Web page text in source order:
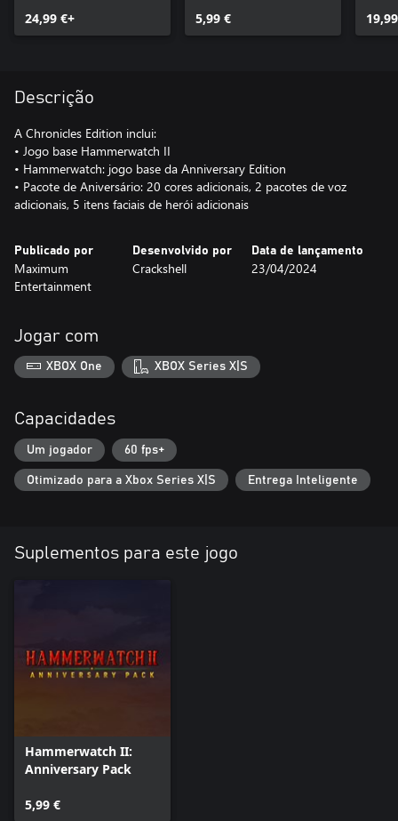
24,99 €+ 5,99 €
Descrição
A Chronicles Edition inclui:
• Jogo base Hammerwatch II
• Hammerwatch: jogo base da Anniversary Edition
• Pacote de Aniversário: 20 cores adicionais, 2 pacotes de voz
adicionais, 5 itens faciais de herói adicionais
Publicado por
Maximum
Entertainment
Desenvolvido por
Crackshell
Data de lançamento
23/04/2024
Jogar com
XBOX One XBOX Series X|S
Capacidades
Um jogador 60 fps+
Otimizado para a Xbox Series X|S Entrega Inteligente
Suplementos para este jogo
Hammerwatch II:
Anniversary Pack
5,99 €